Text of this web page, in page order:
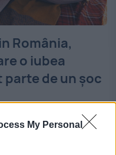
My Personal
România,
o iubea
de un șoc